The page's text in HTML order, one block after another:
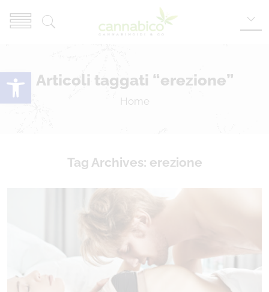
Articoli taggati “erezione”
Home
Tag Archives: erezione
Apri la barra degli strumenti